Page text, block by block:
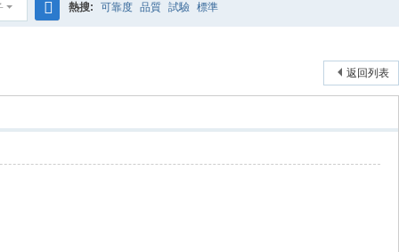
熱搜: 可靠度 品質 試驗 標準
返回列表